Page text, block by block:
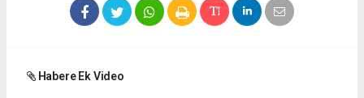
Habere Ek Video